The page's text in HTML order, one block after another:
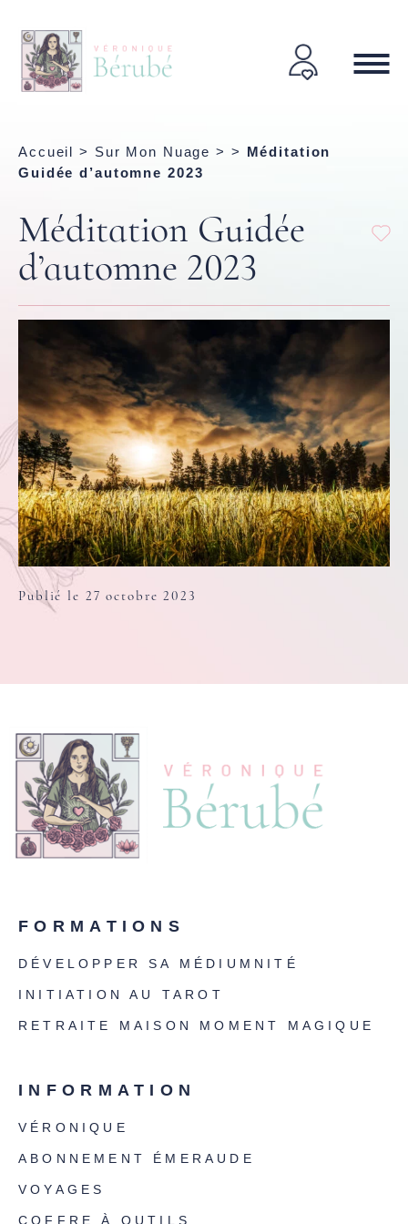
Accueil > Sur Mon Nuage > > Méditation
Guidée d’automne 2023
Méditation Guidée
d’automne 2023
Publié le 27 octobre 2023
FORMATIONS
DÉVELOPPER SA MÉDIUMNITÉ
INITIATION AU TAROT
RETRAITE MAISON MOMENT MAGIQUE
INFORMATION
VÉRONIQUE
ABONNEMENT ÉMERAUDE
VOYAGES
COFFRE À OUTILS